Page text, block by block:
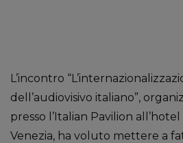
L’incontro
dell’audiovisivo italiano”,
presso l’Italian Pavilion
Venezia, ha voluto mettere a